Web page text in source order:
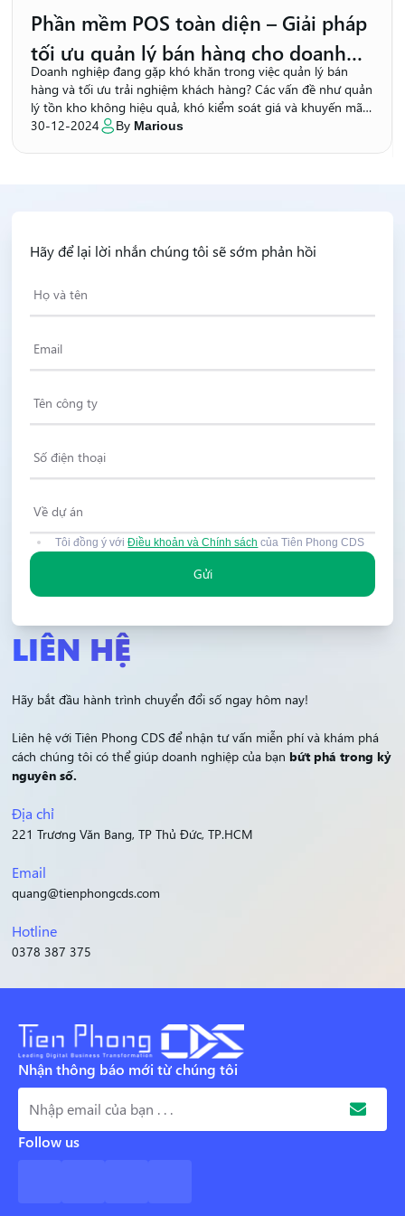
Phần mềm POS toàn diện – Giải pháp
tối ưu quản lý bán hàng cho doanh
nghiệp
Doanh nghiệp đang gặp khó khăn trong việc quản lý bán
hàng và tối ưu trải nghiệm khách hàng? Các vấn đề như quản
lý tồn kho không hiệu quả, khó kiểm soát giá và khuyến mãi,
hoặc thiếu tính năng đặc thù cho ngành kinh doanh của bạn
30-12-2024 By Marious
LIÊN HỆ
Hãy bắt đầu hành trình chuyển đổi số ngay hôm nay!
Liên hệ với Tiên Phong CDS để nhận tư vấn miễn phí và khám phá
cách chúng tôi có thể giúp doanh nghiệp của bạn bứt phá trong kỷ
nguyên số.
Địa chỉ
221 Trương Văn Bang, TP Thủ Đức, TP.HCM
Email
quang@tienphongcds.com
Hotline
0378 387 375
Hãy để lại lời nhắn chúng tôi sẽ sớm phản hồi
Tôi đồng ý với Điều khoản và Chính sách của Tiên Phong CDS
Gửi
Nhận thông báo mới từ chúng tôi
Follow us